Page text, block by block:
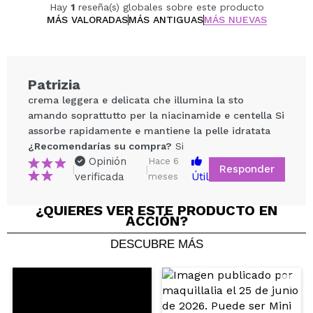
Hay 1reseña(s) globales sobre este producto
MÁS VALORADASMÁS ANTIGUASMÁS NUEVAS
Compartir un vídeo o una foto
Tu vídeo podría ser el primero. Imagínatelo...
¿Recomendarías su compra? Si No
5/5
Patrizia
crema leggera e delicata che illumina la sto
amando soprattutto per la niacinamide e centella Si
assorbe rapidamente e mantiene la pelle idratata
¿Recomendarías su compra? Si
|
Opinión
verificada
|
Hace 6
meses
Útil
Responder
¿QUIERES VER ESTE PRODUCTO EN
ACCIÓN?
DESCUBRE MÁS